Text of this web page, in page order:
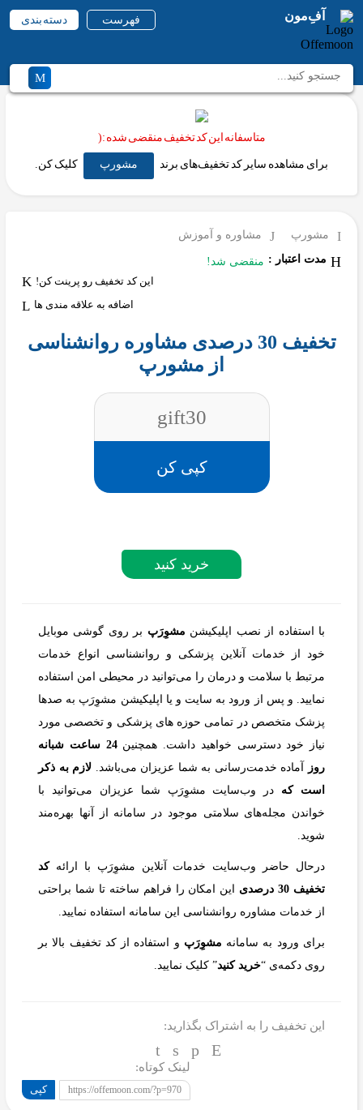
آفِ‌مون فهرست دسته بندی
متاسفانه این کد تخفیف منقضی شده :(
برای مشاهده سایر کد تخفیف‌های برند مشورپ کلیک کن.
مشورپ
مشاوره و آموزش
مدت اعتبار : منقضی شد!
این کد تخفیف رو پرینت کن!
اضافه به علاقه مندی ها
تخفیف 30 درصدی مشاوره روانشناسی
از مشورپ
gift30
کپی کن
خرید کنید
با استفاده از نصب اپلیکیشن مشوِرَپ بر روی گوشی موبایل
خود از خدمات آنلاین پزشکی و روانشناسی انواع خدمات
مرتبط با سلامت و درمان را می‌توانید در محیطی امن استفاده
نمایید. و پس از ورود به سایت و یا اپلیکیشن مشوِرَپ به صدها
پزشک متخصص در تمامی حوزه های پزشکی و تخصصی مورد
نیاز خود دسترسی خواهید داشت. همچنین
24 ساعت شبانه
روز
آماده خدمت‌رسانی به شما عزیزان می‌باشد. لازم به ذکر
است که در وب‌سایت مشوِرَپ شما عزیزان می‌توانید با
خواندن مجله‌های سلامتی موجود در سامانه از آنها بهره‌مند
شوید.
درحال حاضر وب‌سایت خدمات آنلاین مشوِرَپ با ارائهکد
تخفیف 30 درصدی
این امکان را فراهم ساخته تا شما براحتی
از خدمات مشاوره روانشناسی این سامانه استفاده نمایید.
برای ورود به سامانه مشوِرَپ و استفاده از کد تخفیف بالا بر
روی دکمه‌ی “خرید کنید” کلیک نمایید.
این تخفیف را به اشتراک بگذارید:
لینک کوتاه:
https://offemoon.com/?p=970 کپی